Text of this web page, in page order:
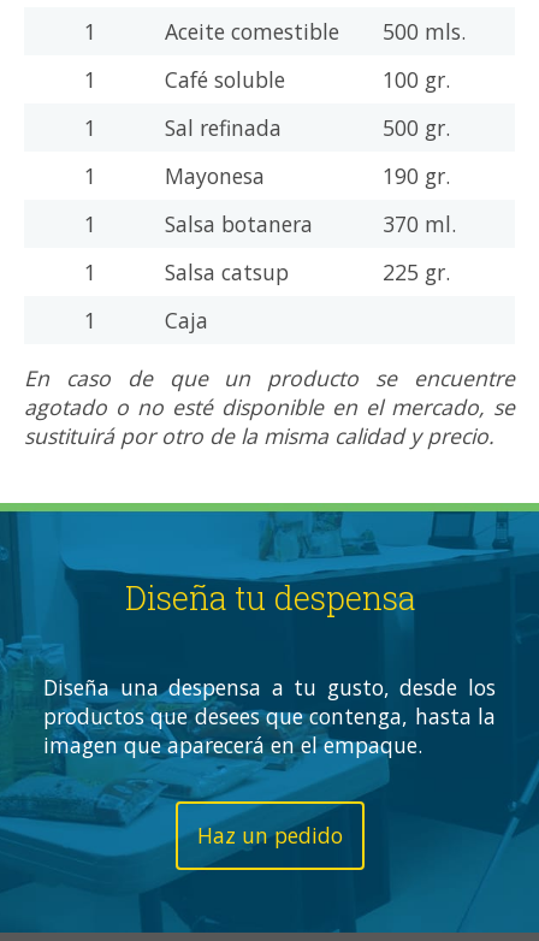
1
Aceite comestible
500 mls.
1
Café soluble
100 gr.
1
Sal refinada
500 gr.
1
Mayonesa
190 gr.
1
Salsa botanera
370 ml.
1
Salsa catsup
225 gr.
1
Caja
En caso de que un producto se encuentre
agotado o no esté disponible en el mercado, se
sustituirá por otro de la misma calidad y precio.
Diseña tu despensa
Diseña una despensa a tu gusto, desde los
productos que desees que contenga, hasta la
imagen que aparecerá en el empaque.
Haz un pedido